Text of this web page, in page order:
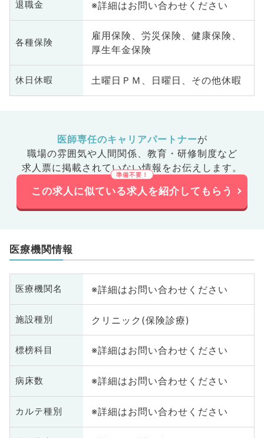
退職金 ※詳細はお問い合わせください
各種保険
雇用保険、労災保険、健康保険、
厚生年金保険
休日休暇 土曜日ＰＭ、日曜日、その他休暇
医師専任のキャリアパートナーが
職場の雰囲気や人間関係、 教育・研修制度など
求人票に掲載されていない情報をお伝えします。
この求人に似ている求人を紹介してもらう
医療機関情報
医療機関名 ※詳細はお問い合わせください
施設種別 クリニック(保険診療)
標榜科目 ※詳細はお問い合わせください
病床数 ※詳細はお問い合わせください
カルテ種別 ※詳細はお問い合わせください